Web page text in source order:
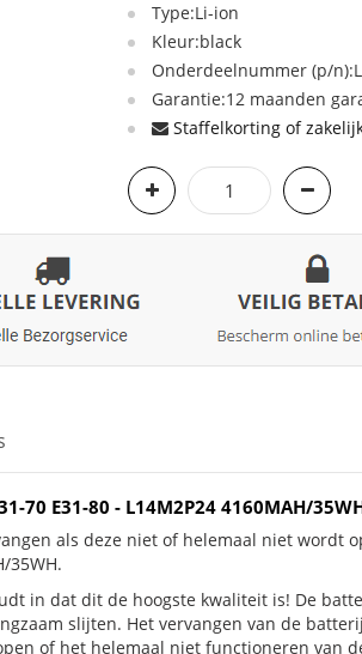
Type:Li-ion
Kleur:black
Onderdeelnummer (p/
Garantie:12 maanden
Staffelkorting of
70 E31-80 - L14M2P24 4160MAH/
als deze niet of helemaal niet wordt
35WH.
in dat dit de hoogste kwaliteit is! De
slijten. Het vervangen van de
of het helemaal niet functioneren van